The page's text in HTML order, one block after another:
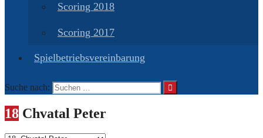
Scoring 2018
Scoring 2017
Spielbetriebsvereinbarung
Suche nach:
18 Chvatal Peter